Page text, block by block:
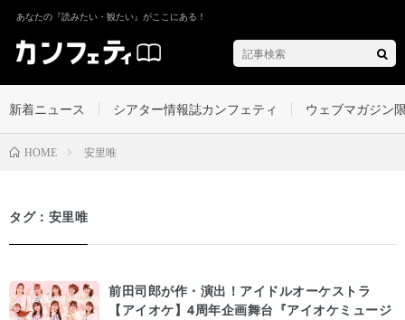
あなたの『読みたい・観たい』がここにある！
新着ニュース シアター情報誌カンフェティ ウェブマガジン
HOME 安里唯
タグ：安里唯
前田司郎が作・演出！アイドルオーケストラ
【アイオケ】4周年企画舞台『アイオケミュージ